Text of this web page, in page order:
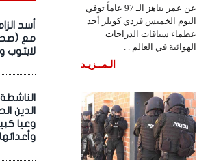
أسد
مع
الدين
وعيا
عن عمر يناهز الـ 97 عاماً توفي
اليوم الخميس فردي كوبلر أحد
عظماء سباقات الدراجات
الهوائية في العالم . .
الـمــزيـد